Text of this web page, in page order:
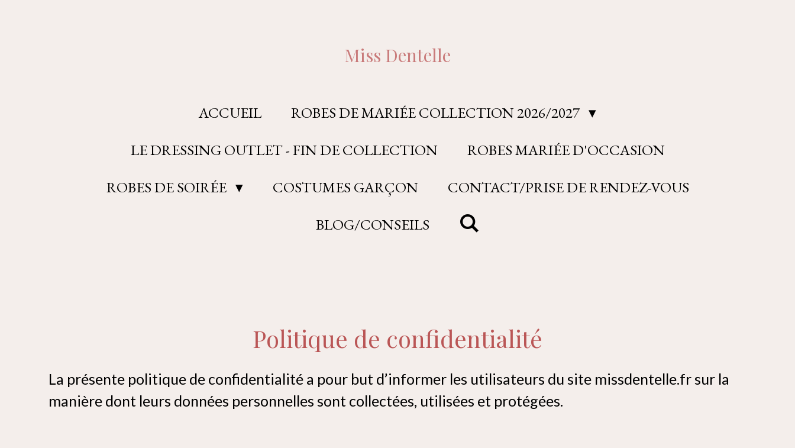
Miss Dentelle
ACCUEIL
ROBES DE MARIÉE COLLECTION 2026/2027
LE DRESSING OUTLET - FIN DE COLLECTION
ROBES MARIÉE D'OCCASION
ROBES DE SOIRÉE
COSTUMES GARÇON
CONTACT/PRISE DE RENDEZ-VOUS
BLOG/CONSEILS
Politique de confidentialité
La présente politique de confidentialité a pour but d’informer les utilisateurs du site missdentelle.fr sur la
manière dont leurs données personnelles sont collectées, utilisées et protégées.